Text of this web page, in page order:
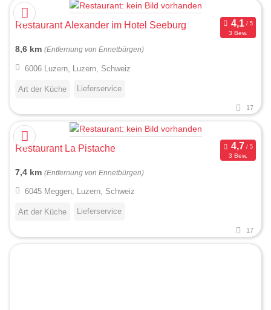
Restaurant Alexander im Hotel Seeburg
3 Bew.
8,6 km (Entfernung von Ennetbürgen)
6006 Luzern, Luzern, Schweiz
Art der Küche Lieferservice
17
Restaurant La Pistache
3 Bew.
7,4 km (Entfernung von Ennetbürgen)
6045 Meggen, Luzern, Schweiz
Art der Küche Lieferservice
17